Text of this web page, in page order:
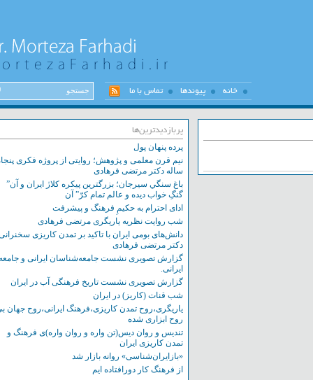
خانه پیوندها تماس با ما
پربازدیدترین‌ها
پرده پنهان پول
نیم قرن معلمی و پژوهش؛ روایتی از پروژه فکری پنجاه
ساله دکتر مرتضی فرهادی
باغ سنگي سيرجان؛ بزرگترين پيکره کلاژ ايران و آن”
گنگِ خواب ديده و عالم تمام کرّ” آن
ادای احترام به حکیمِ فرهنگ و پیشرفت
شب روایت نظریه یاریگری مرتضی فرهادی
دانش‌های بومی ایران با تاکید بر تمدن کاریزی سخنرانی
دکتر مرتضی فرهادی
گزارش تصویری نشست‌ جامعه‌شناسان ایرانی و جامعه
ایرانی.
گزارش تصویری نشست تاریخ فرهنگی آب در ایران
شب قنات (کاریز) در ایران
یاریگری،روح تمدن کاریزی،فرهنگ ایرانی،روح جهان بی
روح ابزاری شده
تندیس و روان دیس(تن واره و روان واره)ی فرهنگ و
تمدن کاریزی ایران
«بازایران‌شناسی» روانه بازار شد
از فرهنگ کار دورافتاده ایم